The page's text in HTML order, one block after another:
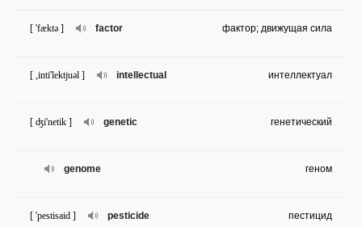
factor
[ 'fæktə ] фактор; движущая сила
intellectual
[ ,inti'lektjuəl ] интеллектуал
genetic
[ ʤi'netik ] генетический
genome геном
pesticide
[ 'pestisaid ] пестицид